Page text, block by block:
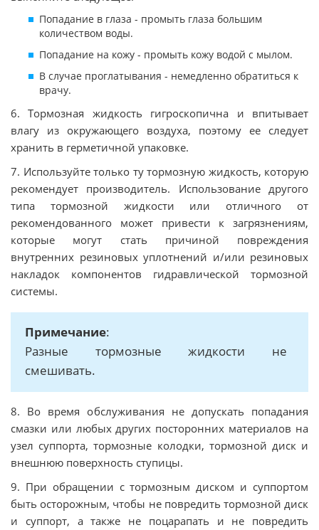
Попадание в глаза - промыть глаза большим
количеством воды.
Попадание на кожу - промыть кожу водой с мылом.
В случае проглатывания - немедленно обратиться к
врачу.
6. Тормозная жидкость гигроскопична и впитывает
влагу из окружающего воздуха, поэтому ее следует
хранить в герметичной упаковке.
7. Используйте только ту тормозную жидкость, которую
рекомендует производитель. Использование другого
типа тормозной жидкости или отличного от
рекомендованного может привести к загрязнениям,
которые могут стать причиной повреждения
внутренних резиновых уплотнений и/или резиновых
накладок компонентов гидравлической тормозной
системы.
Примечание:
Разные тормозные жидкости не
смешивать.
8. Во время обслуживания не допускать попадания
смазки или любых других посторонних материалов на
узел суппорта, тормозные колодки, тормозной диск и
внешнюю поверхность ступицы.
9. При обращении с тормозным диском и суппортом
быть осторожным, чтобы не повредить тормозной диск
и суппорт, а также не поцарапать и не повредить